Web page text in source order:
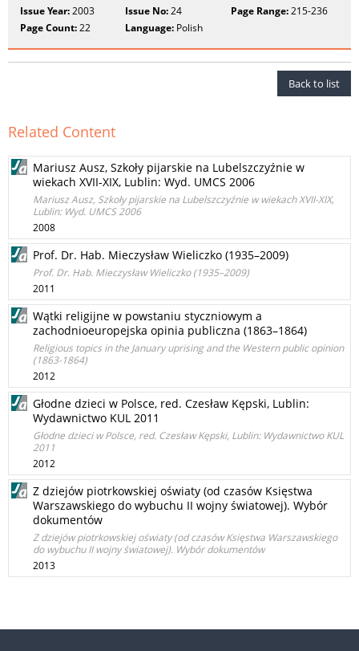
Issue Year:2003 Issue No:24 Page Range:215-236
Page Count:22 Language: Polish
Back to list
Related Content
Mariusz Ausz, Szkoły pijarskie na Lubelszczyźnie w
wiekach XVII-XIX, Lublin: Wyd. UMCS 2006
Mariusz Ausz, Szkoły pijarskie na Lubelszczyźnie w wiekach XVII-XIX,
Lublin: Wyd. UMCS 2006
2008
Prof. Dr. Hab. Mieczysław Wieliczko (1935–2009)
Prof. Dr. Hab. Mieczysław Wieliczko (1935–2009)
2011
Wątki religijne w powstaniu styczniowym a
zachodnioeuropejska opinia publiczna (1863–1864)
Religious topics in the January uprising and the Western public opinion
(1863-1864)
2012
Głodne dzieci w Polsce, red. Czesław Kępski, Lublin:
Wydawnictwo KUL 2011
Głodne dzieci w Polsce, red. Czesław Kępski, Lublin: Wydawnictwo KUL
2011
2012
Z dziejów piotrkowskiej oświaty (od czasów Księstwa
Warszawskiego do wybuchu II wojny światowej). Wybór
dokumentów
Z dziejów piotrkowskiej oświaty (od czasów Księstwa Warszawskiego
do wybuchu II wojny światowej). Wybór dokumentów
2013